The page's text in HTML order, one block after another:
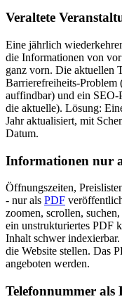
Veraltete
Eine jährlich
die Informationen von
ganz vorn. Die aktuellen
Barrierefreiheits-
auffindbar) und ein SEO-
die aktuelle). Lösung:
Jahr aktualisiert, mit
Datum.
Informationen nur
Öffnungszeiten,
- nur als PDF
zoomen, scrollen,
ein unstrukturiertes PDF
Inhalt schwer
die Website stellen. Das
angeboten werden.
Telefonnummer als